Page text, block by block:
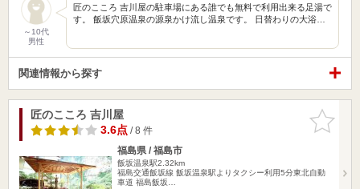
～10代
男性
匠のこころ 吉川屋の駐車場にある誰でも無料で利用出来る足湯で
す。 飯坂穴原温泉の源泉かけ流し温泉です。 日替わりの大浴…
関連情報から探す
お気に入
りに追加
匠のこころ 吉川屋
3.6点/ 8 件
福島県 / 福島市
飯坂温泉駅2.32km
福島交通飯坂線 飯坂温泉駅よりタクシー利用5分東北自動
車道 福島飯坂…